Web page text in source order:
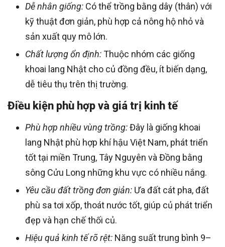
Dễ nhân giống: Có thể trồng bằng dây (thân) với
kỹ thuật đơn giản, phù hợp cả nông hộ nhỏ và
sản xuất quy mô lớn.
Chất lượng ổn định:Thuộc nhóm các giống
khoai lang Nhật cho củ đồng đều, ít biến dạng,
dễ tiêu thụ trên thị trường.
Điều kiện phù hợp và giá trị kinh tế
Phù hợp nhiều vùng trồng:Đây là giống khoai
lang Nhật phù hợp khí hậu Việt Nam, phát triển
tốt tại miền Trung, Tây Nguyên và Đồng bằng
sông Cửu Long những khu vực có nhiều nắng.
Yêu cầu đất trồng đơn giản: Ưa đất cát pha, đất
phù sa tơi xốp, thoát nước tốt, giúp củ phát triển
đẹp và hạn chế thối củ.
Hiệu quả kinh tế rõ rệt: Năng suất trung bình 9–